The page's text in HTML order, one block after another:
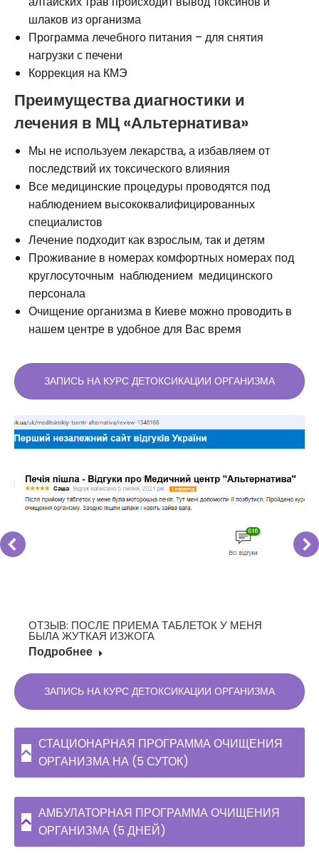
шлаков из организма
Программа лечебного питания – для снятия
нагрузки с печени
Коррекция на КМЭ
Преимущества диагностики и
лечения в МЦ «Альтернатива»
Мы не используем лекарства, а избавляем от
последствий их токсического влияния
Все медицинские процедуры проводятся под
наблюдением высококвалифицированных
специалистов
Лечение подходит как взрослым, так и детям
Проживание в номерах комфортных номерах под
круглосуточным наблюдением медицинского
персонала
Очищение организма в Киеве можно проводить в
нашем центре в удобное для Вас время
ЗАПИСЬ НА КУРС ДЕТОКСИКАЦИИ ОРГАНИЗМА
ОТЗЫВ: ПОСЛЕ ПРИЕМА ТАБЛЕТОК У МЕНЯ
БЫЛА ЖУТКАЯ ИЗЖОГА
Подробнее
ЗАПИСЬ НА КУРС ДЕТОКСИКАЦИИ ОРГАНИЗМА
СТАЦИОНАРНАЯ ПРОГРАММА ОЧИЩЕНИЯ
ОРГАНИЗМА НА (5 СУТОК)
АМБУЛАТОРНАЯ ПРОГРАММА ОЧИЩЕНИЯ
ОРГАНИЗМА (5 ДНЕЙ)